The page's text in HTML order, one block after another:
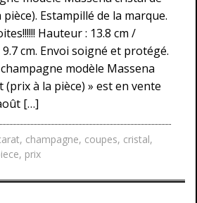
Estampillé de la marque.
Hauteur : 13.8 cm /
cm. Envoi soigné et protégé.
modèle Massena
(prix à la pièce) » est en vente
[…]
, champagne, coupes, cristal,
, prix